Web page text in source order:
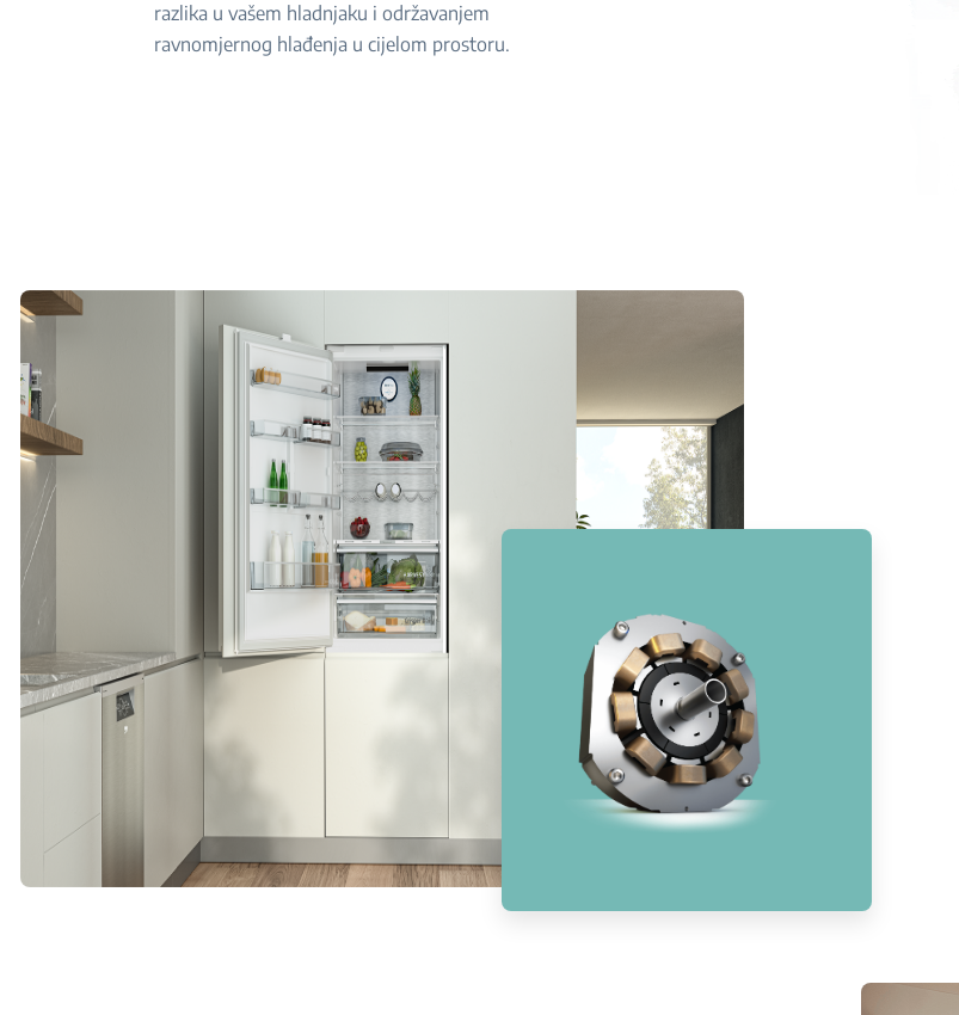
razlika u vašem hladnjaku i održavanjem
ravnomjernog hlađenja u cijelom prostoru.